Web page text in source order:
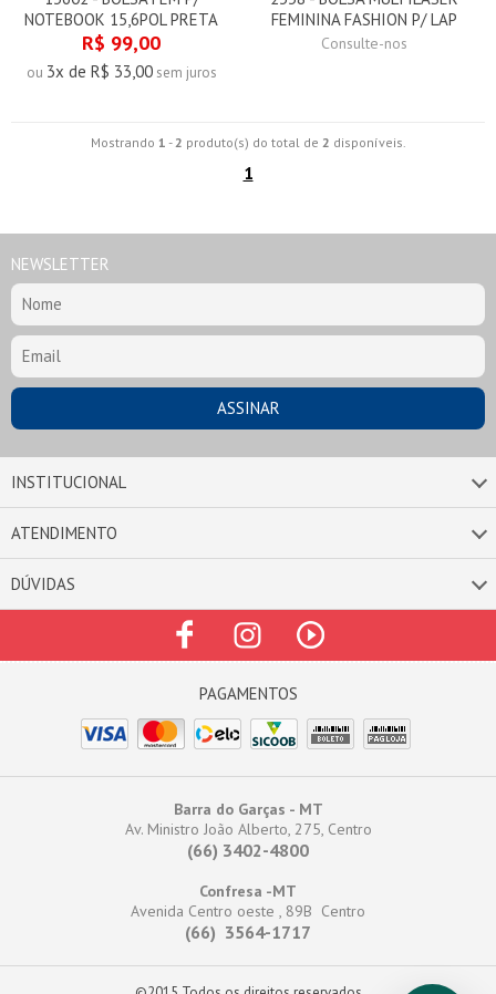
NOTEBOOK 15,6POL PRETA
R$ 99,00
ou 3x de R$ 33,00sem juros
FEMININA FASHION P/ LAP
Consulte-nos
Mostrando 1 -2 produto(s) do total de 2 disponíveis.
1
NEWSLETTER
INSTITUCIONAL
ATENDIMENTO
DÚVIDAS
Barra do Garças - MT
Av. Ministro João Alberto, 275, Centro
(66) 3402-4800
Confresa -MT
Avenida Centro oeste , 89B Centro
(66) 3564-1717